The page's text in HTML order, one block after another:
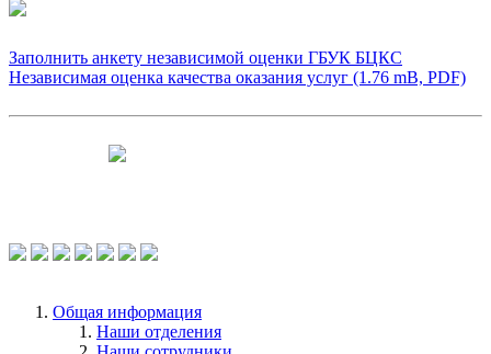
Заполнить анкету независимой оценки ГБУК БЦКС
Независимая оценка качества оказания услуг (1.76 mB, PDF)
Общая информация
Наши отделения